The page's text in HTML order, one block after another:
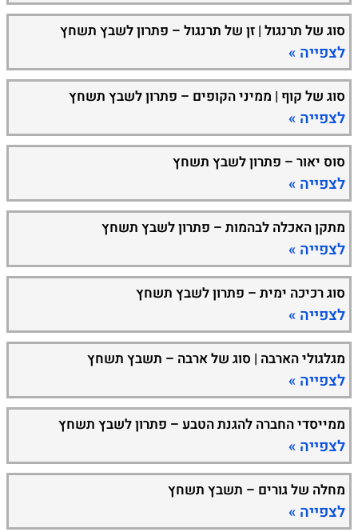
סוג של תרנגול | זן של תרנגול – פתרון לשבץ תשחץ
לצפייה »
סוג של קוף | ממיני הקופים – פתרון לשבץ תשחץ
לצפייה »
סוס יאור – פתרון לשבץ תשחץ
לצפייה »
מתקן האכלה לבהמות – פתרון לשבץ תשחץ
לצפייה »
סוג רכיכה ימית – פתרון לשבץ תשחץ
לצפייה »
מגלגולי הארבה | סוג של ארבה – תשבץ תשחץ
לצפייה »
ממייסדי החברה להגנת הטבע – פתרון לשבץ תשחץ
לצפייה »
מחלה של גורים – תשבץ תשחץ
לצפייה »